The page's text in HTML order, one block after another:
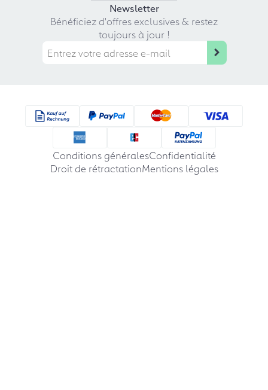
Newsletter
Bénéficiez d'offres exclusives & restez
toujours à jour !
Conditions généralesConfidentialité
Droit de rétractationMentions légales